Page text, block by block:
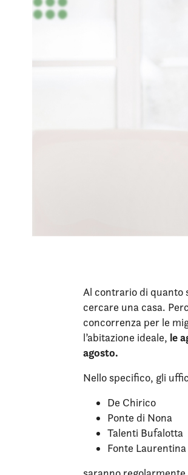
Al contrario di quanto
cercare una casa.
concorrenza per le
l’abitazione ideale, le
agosto.
Nello specifico, gli
De Chirico
Ponte di Nona
Talenti Bufalotta
Fonte Laurentina